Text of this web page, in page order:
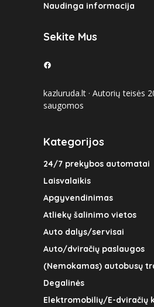
Naudinga informacija
Sekite Mus
https://
kazluruda.lt · Autorių teisės
saugomos
Kategorijos
24/7 prekybos automatai
Laisvalaikis
Apgyvendinimas
Atliekų šalinimo vietos
Auto dalys/servisai
Auto/dviračių paslaugos
(Nemokamas) autobusų
Degalinės
Elektromobilių/E-dviračių